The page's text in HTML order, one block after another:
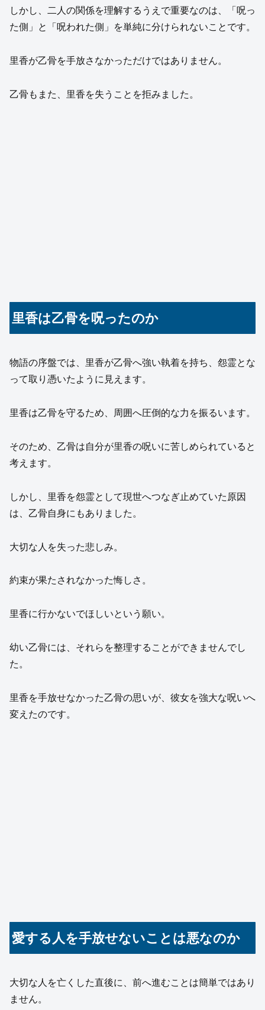
しかし、二人の関係を理解するうえで重要なのは、「呪っ
た側」と「呪われた側」を単純に分けられないことです。
里香が乙骨を手放さなかっただけではありません。
乙骨もまた、里香を失うことを拒みました。
里香は乙骨を呪ったのか
物語の序盤では、里香が乙骨へ強い執着を持ち、怨霊とな
って取り憑いたように見えます。
里香は乙骨を守るため、周囲へ圧倒的な力を振るいます。
そのため、乙骨は自分が里香の呪いに苦しめられていると
考えます。
しかし、里香を怨霊として現世へつなぎ止めていた原因
は、乙骨自身にもありました。
大切な人を失った悲しみ。
約束が果たされなかった悔しさ。
里香に行かないでほしいという願い。
幼い乙骨には、それらを整理することができませんでし
た。
里香を手放せなかった乙骨の思いが、彼女を強大な呪いへ
変えたのです。
愛する人を手放せないことは悪なのか
大切な人を亡くした直後に、前へ進むことは簡単ではあり
ません。